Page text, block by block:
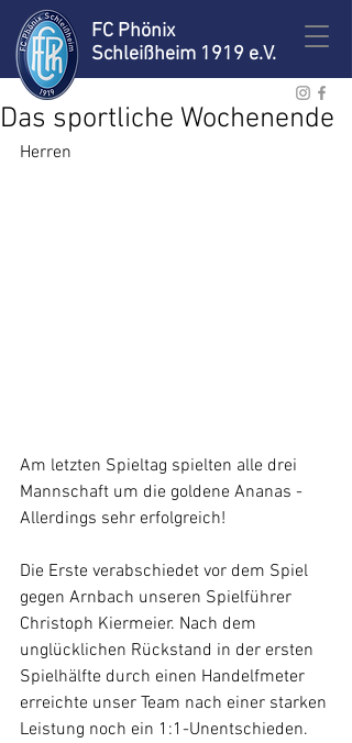
FC Phönix
Schleißheim 1919 e.V.
Das sportliche Wochenende
Herren
Am letzten Spieltag spielten alle drei
Mannschaft um die goldene Ananas -
Allerdings sehr erfolgreich!
Die Erste verabschiedet vor dem Spiel
gegen Arnbach unseren Spielführer
Christoph Kiermeier. Nach dem
unglücklichen Rückstand in der ersten
Spielhälfte durch einen Handelfmeter
erreichte unser Team nach einer starken
Leistung noch ein 1:1-Unentschieden.